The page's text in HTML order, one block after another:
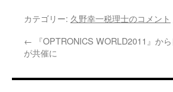
カテゴリー: 久野幸一税理士のコメント
← 『OPTRONICS WORLD2011』か
が共催に